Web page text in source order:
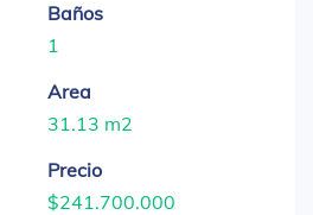
Baños
1
Area
31.13 m2
Precio
$241.700.000